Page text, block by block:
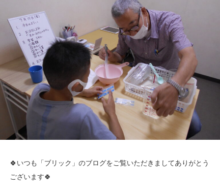
🍀いつも「ブリック」のブログをご覧いただきましてありがとう
ございます🍀